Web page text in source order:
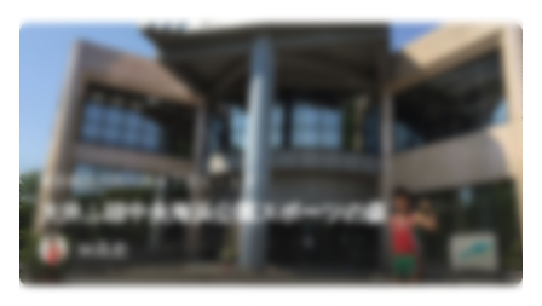
東京都品川区八潮４丁目１－１９
大井ふ頭中央海浜公園スポーツの森
Ｍ高史